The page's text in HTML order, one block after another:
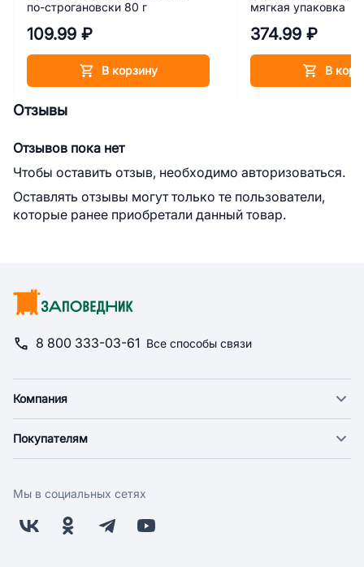
по-строгановски 80 г
109.99 ₽
В корзину
мягкая упаковка
374.99 ₽
В
Отзывы
Отзывов пока нет
Чтобы оставить отзыв, необходимо авторизоваться.
Оставлять отзывы могут только те пользователи,
которые ранее приобретали данный товар.
8 800 333-03-61 Все способы связи
Компания
Новости
Поставщикам
Заводчикам
Покупателям
Оплата
Бонусная программа
Мы в социальных сетях